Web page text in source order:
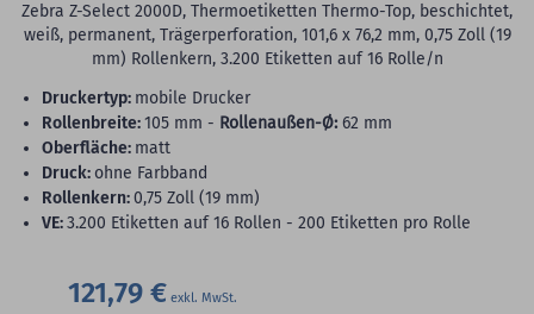
Zebra Z-Select 2000D, Thermoetiketten Thermo-Top, beschichtet,
weiß, permanent, Trägerperforation, 101,6 x 76,2 mm, 0,75 Zoll (19
mm) Rollenkern, 3.200 Etiketten auf 16 Rolle/n
Druckertyp: mobile Drucker
Rollenbreite:105 mm - Rollenaußen-Ø: 62 mm
Oberfläche: matt
Druck: ohne Farbband
Rollenkern:0,75 Zoll (19 mm)
VE:3.200 Etiketten auf 16 Rollen - 200 Etiketten pro Rolle
121,79 €